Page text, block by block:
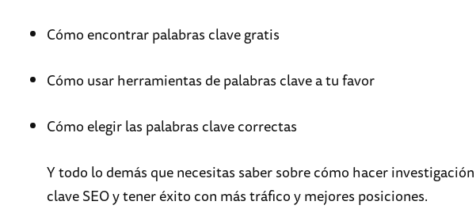
Cómo encontrar palabras clave gratis
Cómo usar herramientas de palabras clave a tu favor
Cómo elegir las palabras clave correctas
Y todo lo demás que necesitas saber sobre cómo hacer
clave SEO y tener éxito con más tráfico y mejores posiciones.